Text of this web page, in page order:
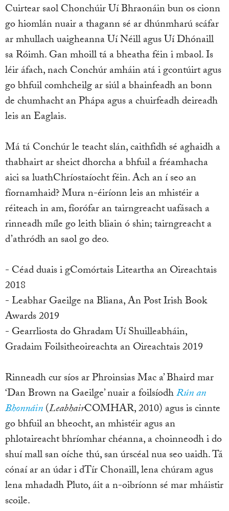
Cuirtear saol Chonchúir Uí Bhraonáin bun os cionn
go hiomlán nuair a thagann sé ar dhúnmharú scáfar
ar mhullach uaigheanna Uí Néill agus Uí Dhónaill
sa Róimh. Gan mhoill tá a bheatha féin i mbaol. Is
léir áfach, nach Conchúr amháin atá i gcontúirt agus
go bhfuil comhcheilg ar siúl a bhainfeadh an bonn
de chumhacht an Phápa agus a chuirfeadh deireadh
leis an Eaglais.
Má tá Conchúr le teacht slán, caithfidh sé aghaidh a
thabhairt ar sheict dhorcha a bhfuil a fréamhacha
aici sa luathChríostaíocht féin. Ach an í seo an
fíornamhaid? Mura n-éiríonn leis an mhistéir a
réiteach in am, fíorófar an tairngreacht uafásach a
rinneadh míle go leith bliain ó shin; tairngreacht a
d’athródh an saol go deo.
- Céad duais i gComórtais Liteartha an Oireachtais
2018
- Leabhar Gaeilge na Bliana, An Post Irish Book
Awards 2019
- Gearrliosta do Ghradam Uí Shuilleabháin,
Gradaim Foilsitheoireachta an Oireachtais 2019
Rinneadh cur síos ar Phroinsias Mac a’ Bhaird mar
‘Dan Brown na Gaeilge’ nuair a foilsíodhRún an
Bhonnáin(LeabhairCOMHAR, 2010) agus is cinnte
go bhfuil an bheocht, an mhistéir agus an
phlotaireacht bhríomhar chéanna, a choinneodh i do
shuí mall san oíche thú, san úrscéal nua seo uaidh. Tá
cónaí ar an údar i dTír Chonaill, lena chúram agus
lena mhadadh Pluto, áit a n-oibríonn sé mar mháistir
scoile.